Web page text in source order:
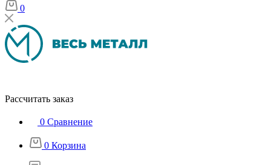
0
Рассчитать заказ
0 Сравнение
0 Корзина